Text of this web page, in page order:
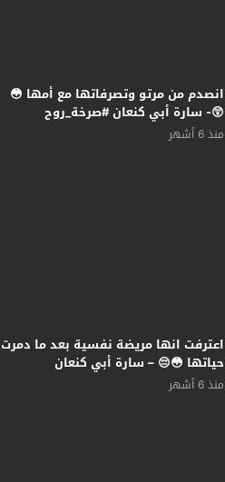
انصدم من مرتو وتصرفاتها مع أمها 😳
😲- سارة أبي كنعان #صرخة_روح
منذ 6 أشهر
اعترفت انها مريضة نفسية بعد ما دمرت
حياتها 😳😔 – سارة أبي كنعان
#صرخة_روح
منذ 6 أشهر